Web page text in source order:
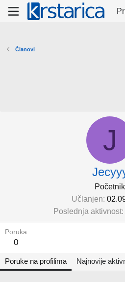
Članovi
J
Početnik
Učlanjen
Poslednja aktivnost
Poruka
0
Poruke na profilima Najnovije